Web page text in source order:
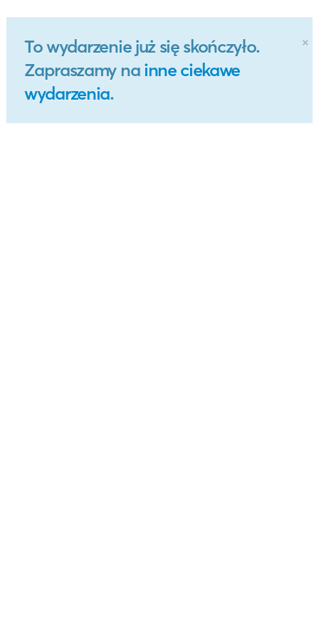
×
To wydarzenie już się skończyło.
Zapraszamy na inne ciekawe
wydarzenia.